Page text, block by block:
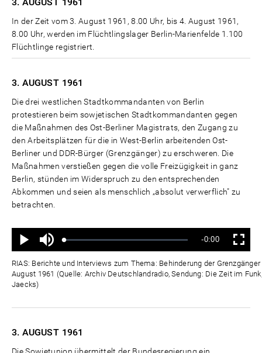
In der Zeit vom 3. August 1961, 8.00 Uhr, bis 4. August 1961,
8.00 Uhr, werden im Flüchtlingslager Berlin-Marienfelde 1.100
Flüchtlinge registriert.
3. AUGUST 1961
Die drei westlichen Stadtkommandanten von Berlin
protestieren beim sowjetischen Stadtkommandanten gegen
die Maßnahmen des Ost-Berliner Magistrats, den Zugang zu
den Arbeitsplätzen für die in West-Berlin arbeitenden Ost-
Berliner und DDR-Bürger (Grenzgänger) zu erschweren. Die
Maßnahmen verstießen gegen die volle Freizügigkeit in ganz
Berlin, stünden im Widerspruch zu den entsprechenden
Abkommen und seien als menschlich „absolut verwerflich" zu
betrachten.
Wiedergabe
Ton
aus
Geladen:
Status:
Verbleibende
Zeit
-0:00 Vollbild
RIAS: Berichte und Interviews zum Thema: Behinderung der
August 1961 (Quelle: Archiv Deutschlandradio, Sendung: Die Zeit im
Jaecks)
3. AUGUST 1961